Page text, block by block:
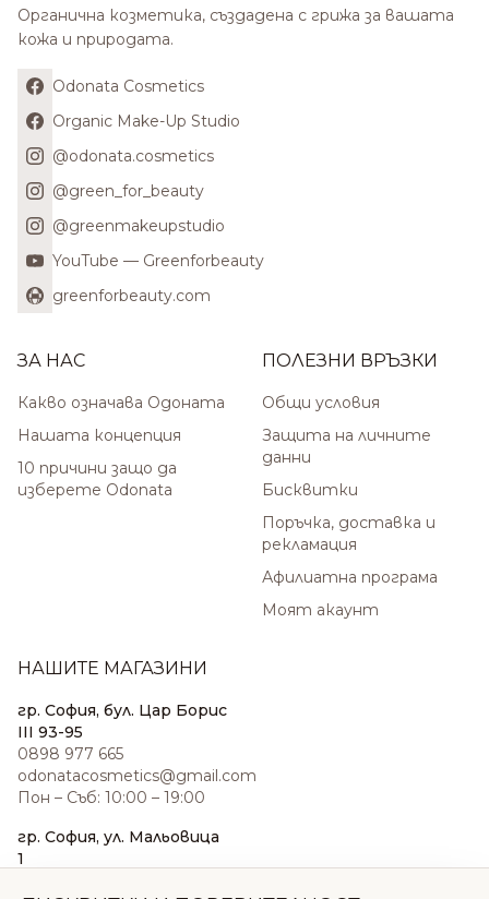
Органична козметика, създадена с грижа за вашата
кожа и природата.
Odonata Cosmetics
Organic Make-Up Studio
@odonata.cosmetics
@green_for_beauty
@greenmakeupstudio
YouTube — Greenforbeauty
greenforbeauty.com
ЗА НАС
Какво означава Одоната
Нашата концепция
10 причини защо да
изберете Odonata
ПОЛЕЗНИ ВРЪЗКИ
Общи условия
Защита на личните
данни
Бисквитки
Поръчка, доставка и
рекламация
Афилиатна програма
Моят акаунт
НАШИТЕ МАГАЗИНИ
гр. София, бул. Цар Борис
III 93-95
0898 977 665
odonatacosmetics@gmail.com
Пон – Съб: 10:00 – 19:00
гр. София, ул. Мальовица
1